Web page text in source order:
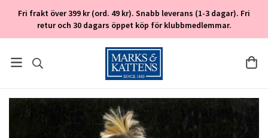
Fri frakt över 399 kr (ord. 49 kr). Snabb leverans (1-3 dagar). Fri
retur och 30 dagars öppet köp för klubbmedlemmar.